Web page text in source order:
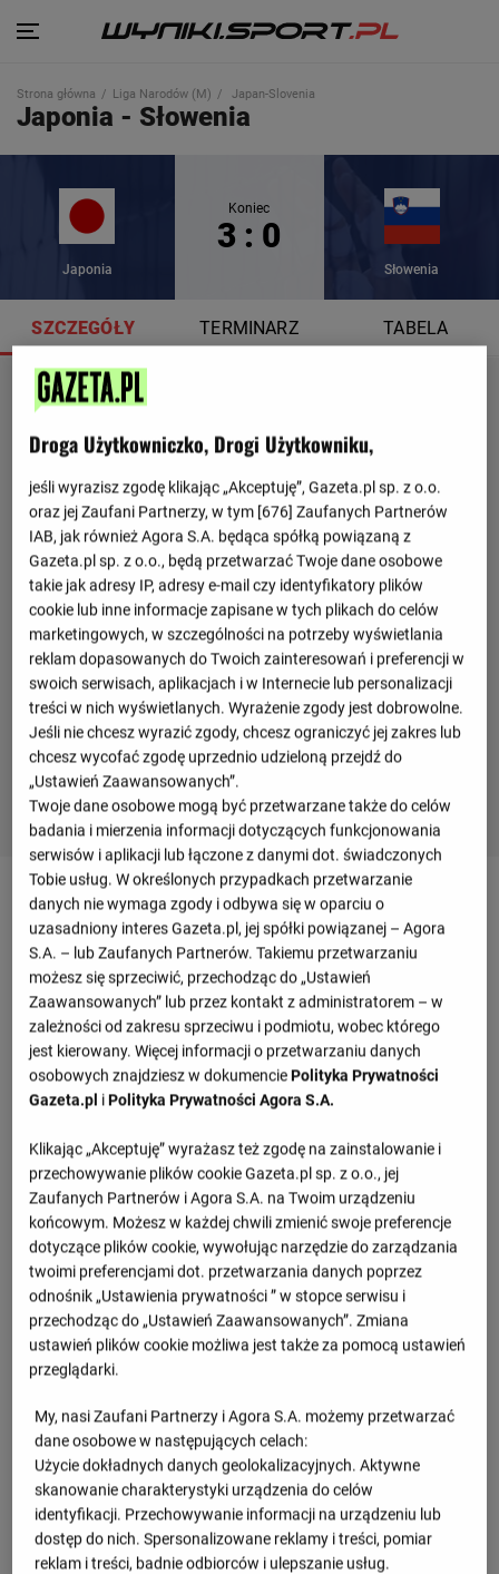
Strona główna Liga Narodów (M) Japan-Slovenia
Japonia - Słowenia
Japonia
Koniec
3 : 0
Słowenia
SZCZEGÓŁY TERMINARZ TABELA
Szczegóły meczu Japonia - Słowenia
Przegląd
1.set -26 : 24
2.set -25 : 18
3.set -25 : 22
Informacje o meczu
Liga Narodów, turniej finałowy
Czwartek 20.07.2023, godzina 15:00
Wiadomości
gwiazda wypadła z ME
Wielka impreza siatkarska wraca do Polski!
Czekaliśmy na to osiem lat
Droga Użytkowniczko, Drogi Użytkowniku,
jeśli wyrazisz zgodę klikając „Akceptuję”, Gazeta.pl sp. z o.o.
oraz jej Zaufani Partnerzy, w tym [676] Zaufanych Partnerów
IAB, jak również Agora S.A. będąca spółką powiązaną z
Gazeta.pl sp. z o.o., będą przetwarzać Twoje dane osobowe
takie jak adresy IP, adresy e-mail czy identyfikatory plików
cookie lub inne informacje zapisane w tych plikach do celów
marketingowych, w szczególności na potrzeby wyświetlania
reklam dopasowanych do Twoich zainteresowań i preferencji w
swoich serwisach, aplikacjach i w Internecie lub personalizacji
treści w nich wyświetlanych. Wyrażenie zgody jest dobrowolne.
Jeśli nie chcesz wyrazić zgody, chcesz ograniczyć jej zakres lub
chcesz wycofać zgodę uprzednio udzieloną przejdź do
„Ustawień Zaawansowanych”.
Twoje dane osobowe mogą być przetwarzane także do celów
badania i mierzenia informacji dotyczących funkcjonowania
serwisów i aplikacji lub łączone z danymi dot. świadczonych
Tobie usług. W określonych przypadkach przetwarzanie
danych nie wymaga zgody i odbywa się w oparciu o
uzasadniony interes Gazeta.pl, jej spółki powiązanej – Agora
S.A. – lub Zaufanych Partnerów. Takiemu przetwarzaniu
możesz się sprzeciwić, przechodząc do „Ustawień
Zaawansowanych” lub przez kontakt z administratorem – w
zależności od zakresu sprzeciwu i podmiotu, wobec którego
jest kierowany. Więcej informacji o przetwarzaniu danych
osobowych znajdziesz w dokumenciePolityka Prywatności
Gazeta.pl iPolityka Prywatności Agora S.A.
Klikając „Akceptuję” wyrażasz też zgodę na zainstalowanie i
przechowywanie plików cookie Gazeta.pl sp. z o.o., jej
Zaufanych Partnerów i Agora S.A. na Twoim urządzeniu
końcowym. Możesz w każdej chwili zmienić swoje preferencje
dotyczące plików cookie, wywołując narzędzie do zarządzania
twoimi preferencjami dot. przetwarzania danych poprzez
odnośnik „Ustawienia prywatności ” w stopce serwisu i
przechodząc do „Ustawień Zaawansowanych”. Zmiana
ustawień plików cookie możliwa jest także za pomocą ustawień
przeglądarki.
My, nasi Zaufani Partnerzy i Agora S.A. możemy przetwarzać
dane osobowe w następujących celach:
Użycie dokładnych danych geolokalizacyjnych. Aktywne
skanowanie charakterystyki urządzenia do celów
identyfikacji. Przechowywanie informacji na urządzeniu lub
dostęp do nich. Spersonalizowane reklamy i treści, pomiar
reklam i treści, badnie odbiorców i ulepszanie usług.